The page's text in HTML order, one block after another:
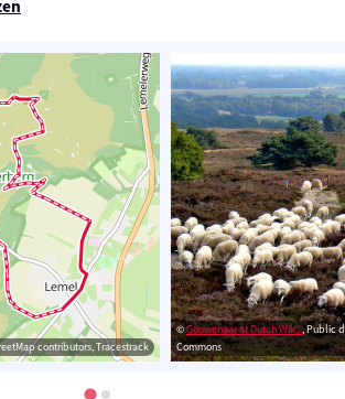
contributors, Tracestrack
©Gouwenaar at Dutch Wik..., Public
Commons